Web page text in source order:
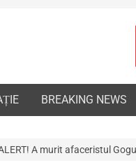
BREAKING NEWS
Gogu Stan, patronul